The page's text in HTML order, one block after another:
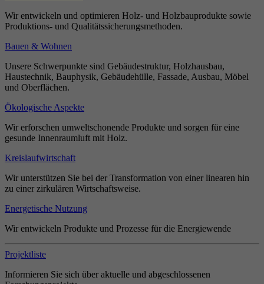
Wir entwickeln und optimieren Holz- und Holzbauprodukte sowie
Produktions- und Qualitätssicherungsmethoden.
Bauen & Wohnen
Unsere Schwerpunkte sind Gebäudestruktur, Holzhausbau,
Haustechnik, Bauphysik, Gebäudehülle, Fassade, Ausbau, Möbel
und Oberflächen.
Ökologische Aspekte
Wir erforschen umweltschonende Produkte und sorgen für eine
gesunde Innenraumluft mit Holz.
Kreislaufwirtschaft
Wir unterstützen Sie bei der Transformation von einer linearen hin
zu einer zirkulären Wirtschaftsweise.
Energetische Nutzung
Wir entwickeln Produkte und Prozesse für die Energiewende
Projektliste
Informieren Sie sich über aktuelle und abgeschlossenen